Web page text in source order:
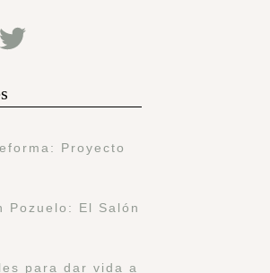
Proyecto
Pozuelo: El Salón
para dar vida a